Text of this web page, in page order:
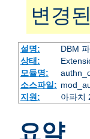
변경
설명:
DBM
상태:
모듈명:
소스파일:
지원:
아파치
요약